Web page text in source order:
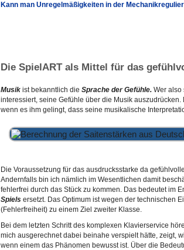
Kann man Unregelmäßigkeiten in der
Die SpielART als Mittel für das
Musik ist bekanntlich die Sprache der Gefühle. Wer also
interessiert, seine Gefühle über die Musik
wenn es ihm gelingt, dass seine musikalische
Die Voraussetzung für das ausdrucksstarke da
Andernfalls bin ich nämlich im Wesentlichen damit
fehlerfrei durch das Stück zu kommen. Das bedeutet im
Spiels ersetzt. Das Optimum ist wegen der technischen
(Fehlerfreiheit) zu einem Ziel zweiter Klasse.
Bei dem letzten Schritt des komplexen Klavierservice
mich ausgerechnet dabei beinahe verspielt hätte, zeigt,
wenn einem das Phänomen bewusst ist. Über die